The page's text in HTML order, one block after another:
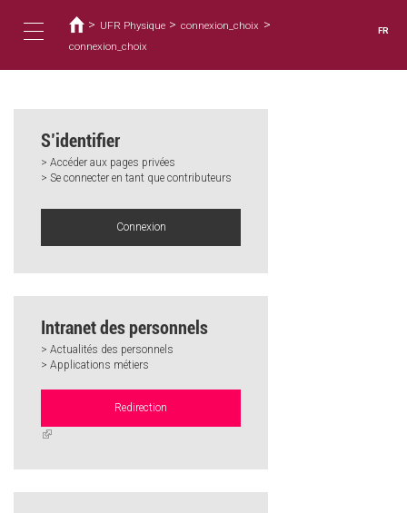
contenu
Toggle
navigation
êtes
ici
> UFR Physique > connexion_choix >
connexion_choix
FR
S’identifier
> Accéder aux pages privées
> Se connecter en tant que contributeurs
Connexion
Intranet des personnels
> Actualités des personnels
> Applications métiers
Redirection
(link